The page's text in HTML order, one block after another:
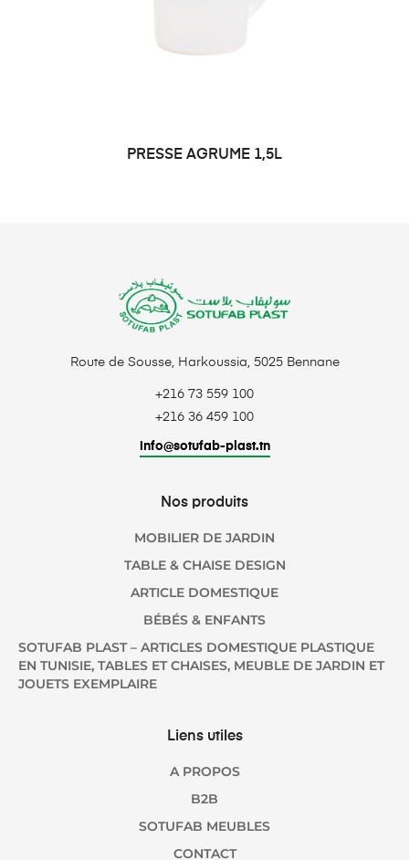
PRESSE AGRUME 1,5L
Route de Sousse, Harkoussia, 5025 Bennane
+216 73 559 100
+216 36 459 100
info@sotufab-plast.tn
Nos produits
MOBILIER DE JARDIN
TABLE & CHAISE DESIGN
ARTICLE DOMESTIQUE
BÉBÉS & ENFANTS
SOTUFAB PLAST – ARTICLES DOMESTIQUE PLASTIQUE
EN TUNISIE, TABLES ET CHAISES, MEUBLE DE JARDIN ET
JOUETS EXEMPLAIRE
Liens utiles
A PROPOS
B2B
SOTUFAB MEUBLES
CONTACT